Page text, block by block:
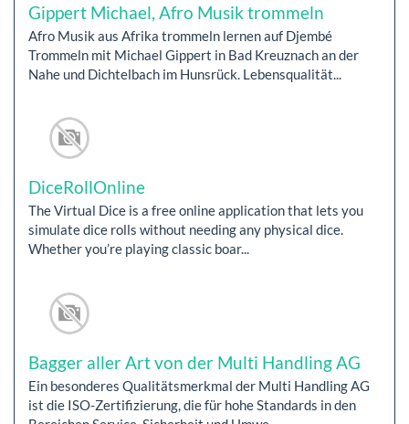
Gippert Michael, Afro Musik trommeln
Afro Musik aus Afrika trommeln lernen auf Djembé
Trommeln mit Michael Gippert in Bad Kreuznach an der
Nahe und Dichtelbach im Hunsrück. Lebensqualität...
DiceRollOnline
The Virtual Dice is a free online application that lets you
simulate dice rolls without needing any physical dice.
Whether you’re playing classic boar...
Bagger aller Art von der Multi Handling AG
Ein besonderes Qualitätsmerkmal der Multi Handling AG
ist die ISO-Zertifizierung, die für hohe Standards in den